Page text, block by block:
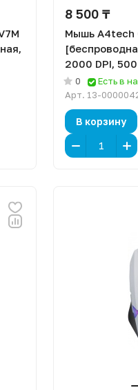
8 500 ₸
Мышь A4tech
2000 DPI,
0
Есть в
Арт. 13-
В корзину